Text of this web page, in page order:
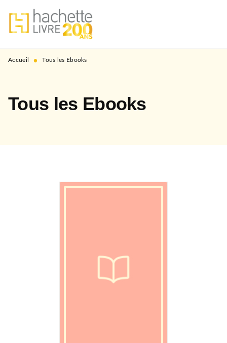
MENU RECHERCHE
PIED DE PAGE
Accueil • Tous les Ebooks
Tous les Ebooks